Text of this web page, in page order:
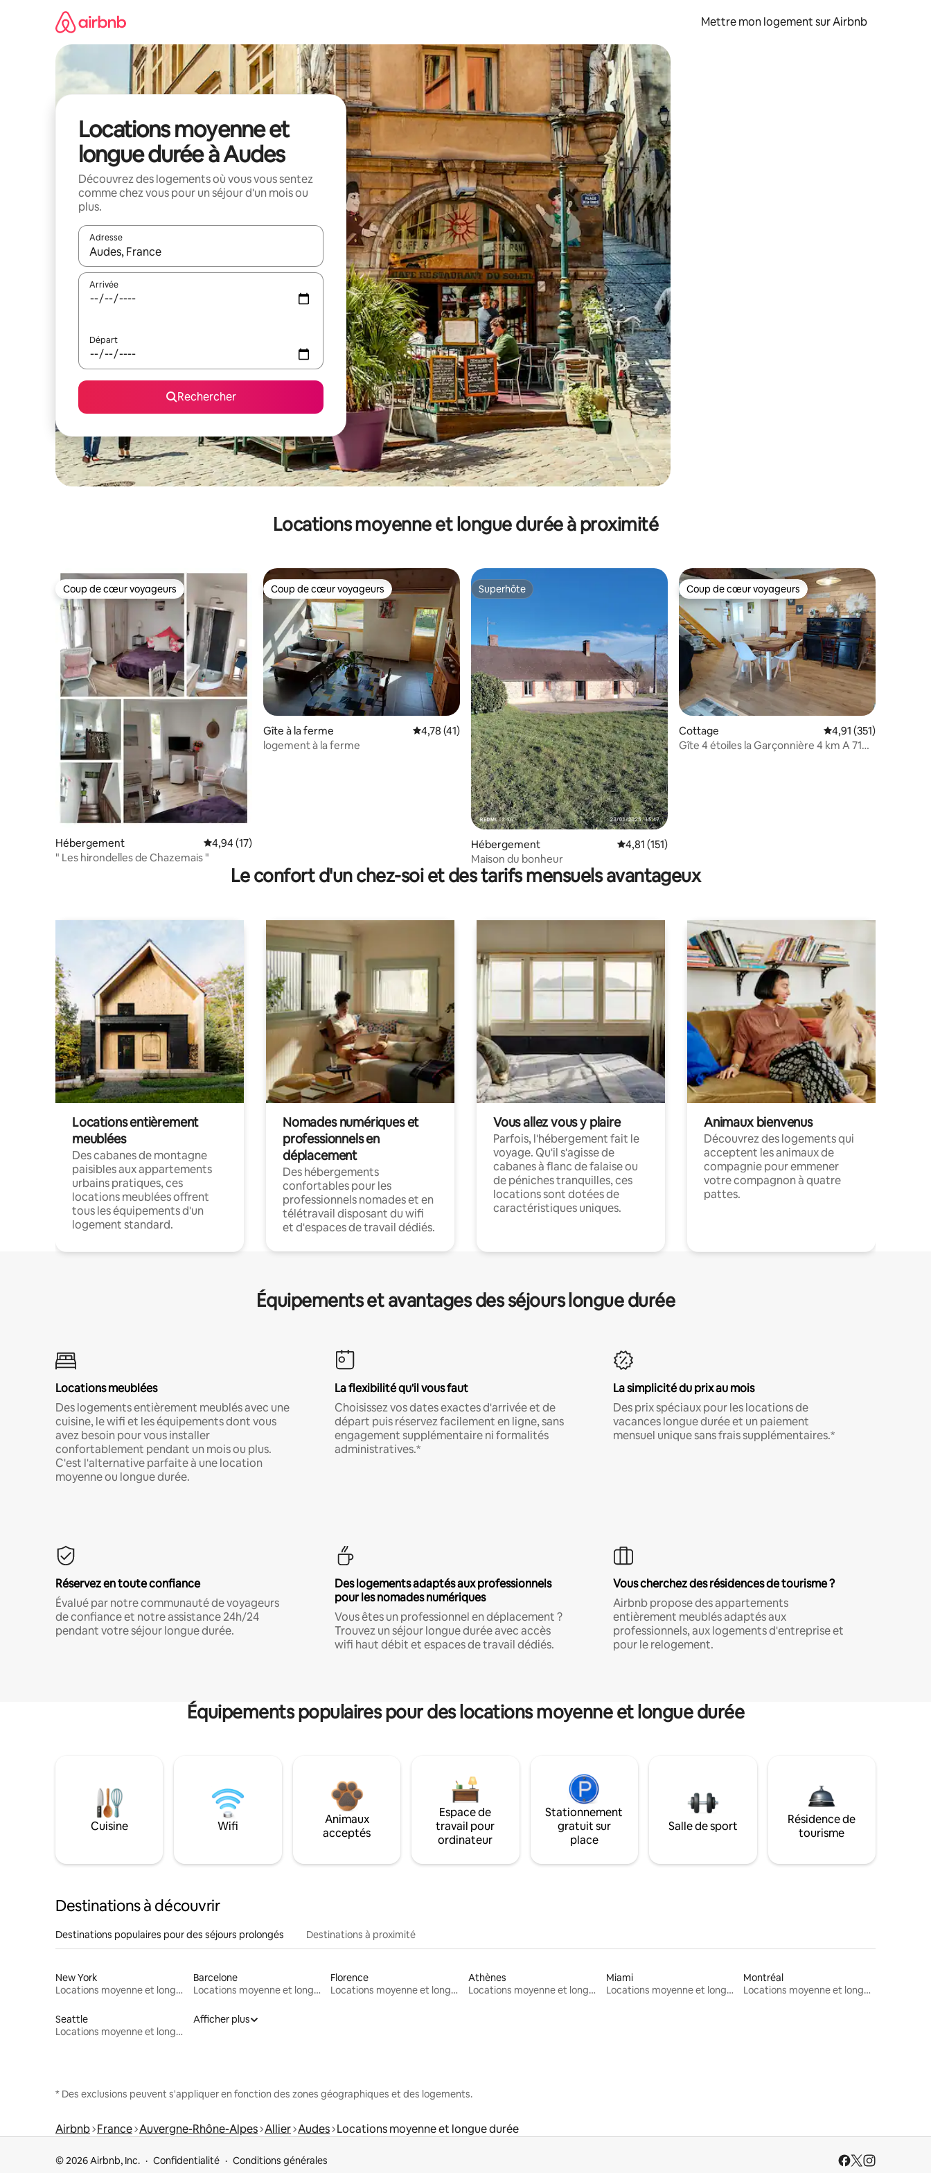
Mettre mon logement sur Airbnb
Locations moyenne et
longue durée à Audes
Découvrez des logements où vous vous sentez
comme chez vous pour un séjour d'un mois ou
plus.
Adresse
Lorsque les résultats s'affichent, utilisez les flèches vers le haut et vers le bas pour les parcourir ou en appuyant et en faisant glisser.
Arrivée
Départ
Rechercher
Locations moyenne et longue durée à proximité
Coup de cœur voyageurs
Coup de cœur voyageurs
Hébergement Évaluation moyenne sur la base de 17 commentaires : 4,94 sur 5
4,94 (17)
" Les hirondelles de Chazemais "
Coup de cœur voyageurs
Coup de cœur voyageurs
Gîte à la ferme Évaluation moyenne sur la base de 41 commentaires : 4,78 sur 5
4,78 (41)
logement à la ferme
Superhôte
Superhôte
Hébergement Évaluation moyenne sur la base de 151 commentaires : 4,81 sur 5
4,81 (151)
Maison du bonheur
Coup de cœur voyageurs
Coup de cœur voyageurs
Cottage Évaluation moyenne
4,91 (351)
Gîte 4 étoiles la Garçonnière 4 km A 71
Le confort d'un chez-soi et des tarifs mensuels avantageux
Locations entièrement
meublées
Des cabanes de montagne
paisibles aux appartements
urbains pratiques, ces
locations meublées offrent
tous les équipements d'un
logement standard.
Nomades numériques et
professionnels en
déplacement
Des hébergements
confortables pour les
professionnels nomades et en
télétravail disposant du wifi
et d'espaces de travail dédiés.
Vous allez vous y plaire
Parfois, l'hébergement fait le
voyage. Qu'il s'agisse de
cabanes à flanc de falaise ou
de péniches tranquilles, ces
locations sont dotées de
caractéristiques uniques.
Animaux bienvenus
Découvrez des logements qui
acceptent les animaux de
compagnie pour emmener
votre compagnon à quatre
pattes.
Équipements et avantages des séjours longue durée
Locations meublées
Des logements entièrement meublés avec une
cuisine, le wifi et les équipements dont vous
avez besoin pour vous installer
confortablement pendant un mois ou plus.
C'est l'alternative parfaite à une location
moyenne ou longue durée.
La flexibilité qu'il vous faut
Choisissez vos dates exactes d'arrivée et de
départ puis réservez facilement en ligne, sans
engagement supplémentaire ni formalités
administratives.*
La simplicité du prix au mois
Des prix spéciaux pour les locations de
vacances longue durée et un paiement
mensuel unique sans frais supplémentaires.*
Réservez en toute confiance
Évalué par notre communauté de voyageurs
de confiance et notre assistance 24h/24
pendant votre séjour longue durée.
Des logements adaptés aux professionnels
pour les nomades numériques
Vous êtes un professionnel en déplacement ?
Trouvez un séjour longue durée avec accès
wifi haut débit et espaces de travail dédiés.
Vous cherchez des résidences de tourisme ?
Airbnb propose des appartements
entièrement meublés adaptés aux
professionnels, aux logements d'entreprise et
pour le relogement.
Équipements populaires pour des locations moyenne et longue durée
Cuisine Wifi
Animaux
acceptés
Espace de
travail pour
ordinateur
Stationnement
gratuit sur
place
Salle de sport
Résidence de
tourisme
Destinations à découvrir
Destinations populaires pour des séjours prolongés Destinations à proximité
New York
Locations moyenne et longue durée
Barcelone
Locations moyenne et longue durée
Florence
Locations moyenne et longue durée
Athènes
Locations moyenne et longue durée
Miami
Locations moyenne et longue durée
Montréal
Locations moyenne et longue durée
Seattle
Locations moyenne et longue durée
Afficher plus
* Des exclusions peuvent s'appliquer en fonction des zones géographiques et des logements.
Airbnb France Auvergne-Rhône-Alpes Allier Audes Locations moyenne et longue durée
© 2026 Airbnb, Inc. Confidentialité Conditions générales